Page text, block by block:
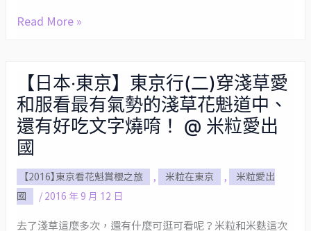
筑
酒
屋
@
粒
愛
出
リ
ス)、
吃
表
參
道
排
吃
麵、
阿
美
橫
町
買
Read More »
【日本‧東京】東京行(二)穿淺草愛
和服看最有氣勢的淺草花魁道中、
還有好吃文字燒唷！ @ 米粒愛出
國
【2016】東京看花魁賞櫻之旅 , 米粒在東京 ,
米粒愛出
國
/ 2016 年 9 月 12 日
去了淺草這麼多次，還有什麼可逛可看呢？米粒和米麩這次
【日
本‧
東
京】
東
京
行